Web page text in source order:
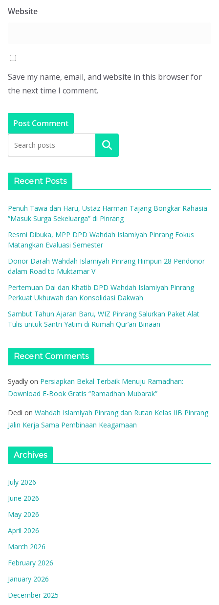
Website
Save my name, email, and website in this browser for
the next time I comment.
Search
Recent Posts
Penuh Tawa dan Haru, Ustaz Harman Tajang Bongkar Rahasia
“Masuk Surga Sekeluarga” di Pinrang
Resmi Dibuka, MPP DPD Wahdah Islamiyah Pinrang Fokus
Matangkan Evaluasi Semester
Donor Darah Wahdah Islamiyah Pinrang Himpun 28 Pendonor
dalam Road to Muktamar V
Pertemuan Dai dan Khatib DPD Wahdah Islamiyah Pinrang
Perkuat Ukhuwah dan Konsolidasi Dakwah
Sambut Tahun Ajaran Baru, WIZ Pinrang Salurkan Paket Alat
Tulis untuk Santri Yatim di Rumah Qur’an Binaan
Recent Comments
Syadly on Persiapkan Bekal Terbaik Menuju Ramadhan:
Download E-Book Gratis “Ramadhan Mubarak”
Dedi on Wahdah Islamiyah Pinrang dan Rutan Kelas IIB Pinrang
Jalin Kerja Sama Pembinaan Keagamaan
Archives
July 2026
June 2026
May 2026
April 2026
March 2026
February 2026
January 2026
December 2025